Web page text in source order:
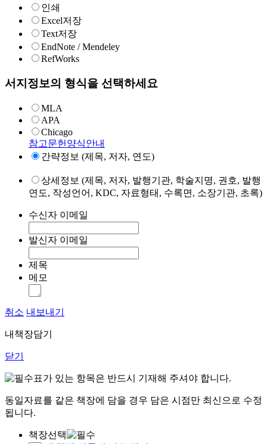
인쇄
Excel저장
Text저장
EndNote / Mendeley
RefWorks
서지정보의 형식을 선택하세요
MLA
APA
Chicago
참고문헌양식안내
간략정보 (제목, 저자, 연도)
상세정보 (제목, 저자, 발행기관, 학술지명, 권호, 발행
연도, 작성언어, KDC, 자료형태, 수록면, 소장기관, 초록)
수신자 이메일
발신자 이메일
제목
메모
취소 내보내기
내책장담기
닫기
표가 있는 항목은 반드시 기재해 주셔야 합니다.
동일자료를 같은 책장에 담을 경우 담은 시점만 최신으로 수정
됩니다.
책장선택